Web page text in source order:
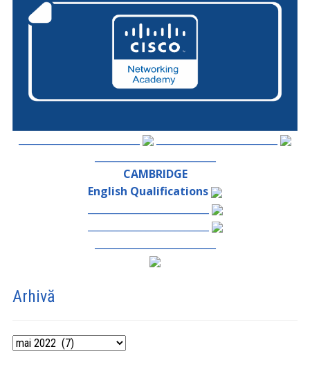
CAMBRIDGE
English Qualifications
Arhivă
Arhivă